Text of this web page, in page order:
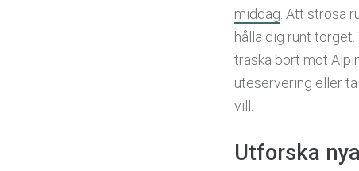
middag . Att strosa
hålla dig runt
traska bort mot
uteservering eller
vill.
Utforska